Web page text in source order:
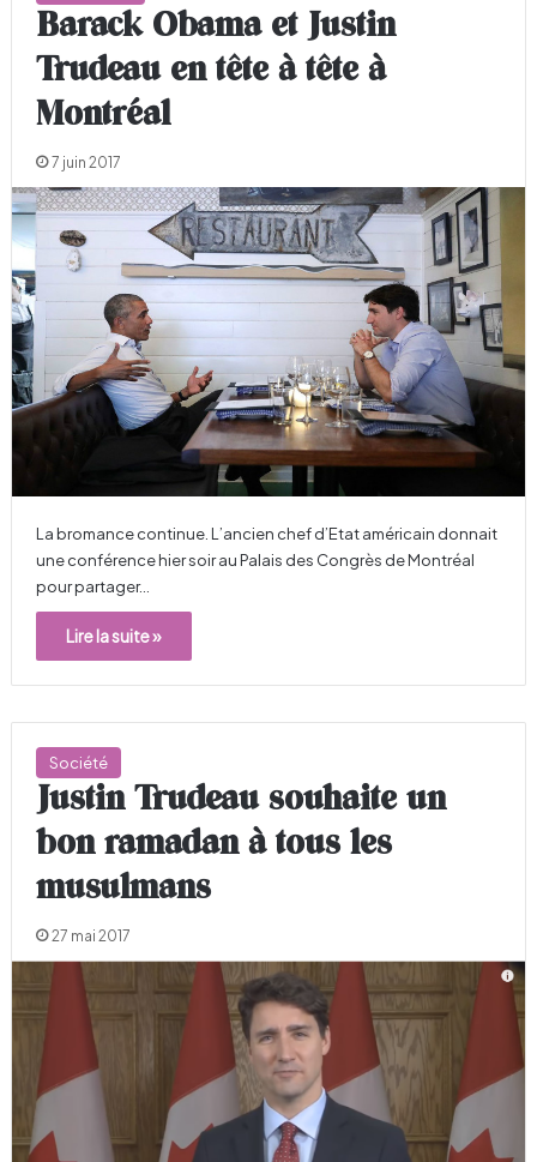
Barack Obama et Justin
Trudeau en tête à tête à
Montréal
7 juin 2017
La bromance continue. L’ancien chef d’Etat américain donnait
une conférence hier soir au Palais des Congrès de Montréal
pour partager…
Lire la suite »
Société
Justin Trudeau souhaite un
bon ramadan à tous les
musulmans
27 mai 2017